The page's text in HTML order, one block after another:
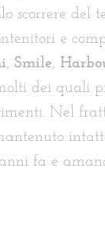
scorrere del
e
, Smile,
dei quali
Nel
fa e